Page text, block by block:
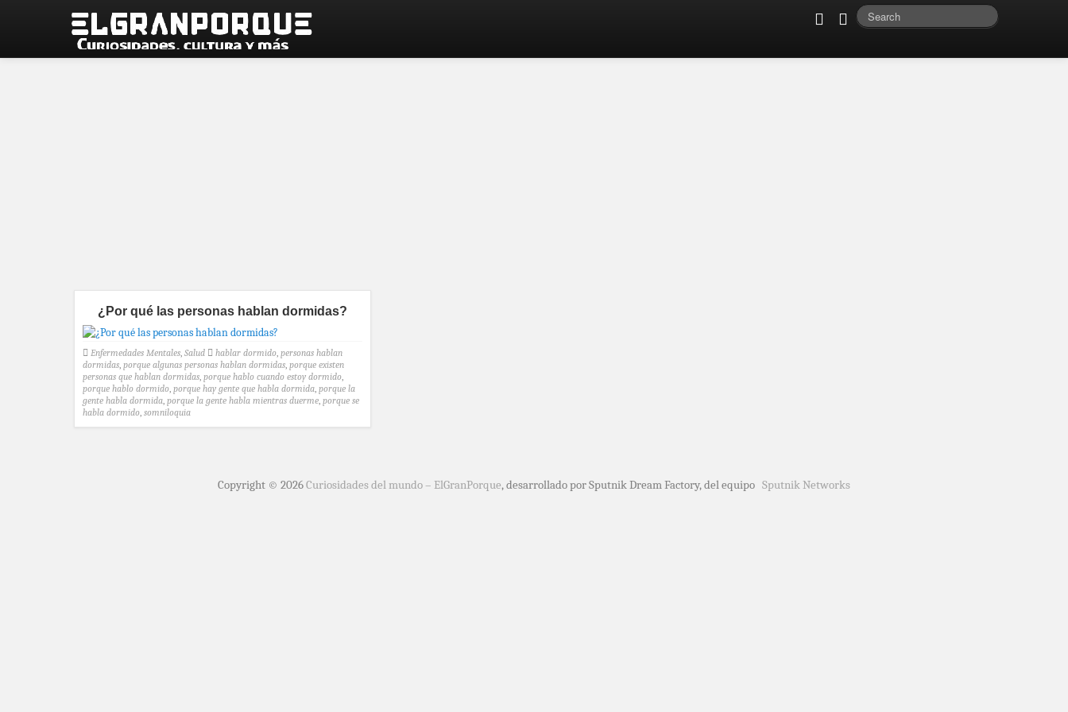
¿Por qué las personas hablan dormidas?
Enfermedades Mentales, Salud hablar dormido, personas hablan
dormidas, porque algunas personas hablan dormidas, porque existen
personas que hablan dormidas, porque hablo cuando estoy dormido,
porque hablo dormido, porque hay gente que habla dormida, porque la
gente habla dormida, porque la gente habla mientras duerme, porque se
habla dormido, somniloquia
Copyright © 2026Curiosidades del mundo – ElGranPorque, desarrollado por Sputnik Dream Factory, del equipo Sputnik Networks